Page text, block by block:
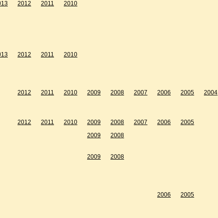
2012 2011 2010
2012 2011 2010
2012 2011 2010 2009 2008 2007 2006 2005 2004
2012 2011 2010 2009 2008 2007 2006
2005
2009 2008
2009 2008
2006 2005